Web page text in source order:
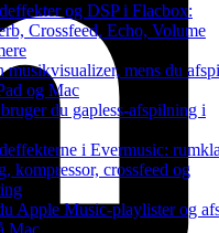
og DSP i Flacbox:
Crossfeed, Echo, Volume
musikvisualizer, mens du
og Mac
du gapless-afspilning i
i Evermusic:
kompressor, crossfeed og
Apple Music-playlister og
Mac